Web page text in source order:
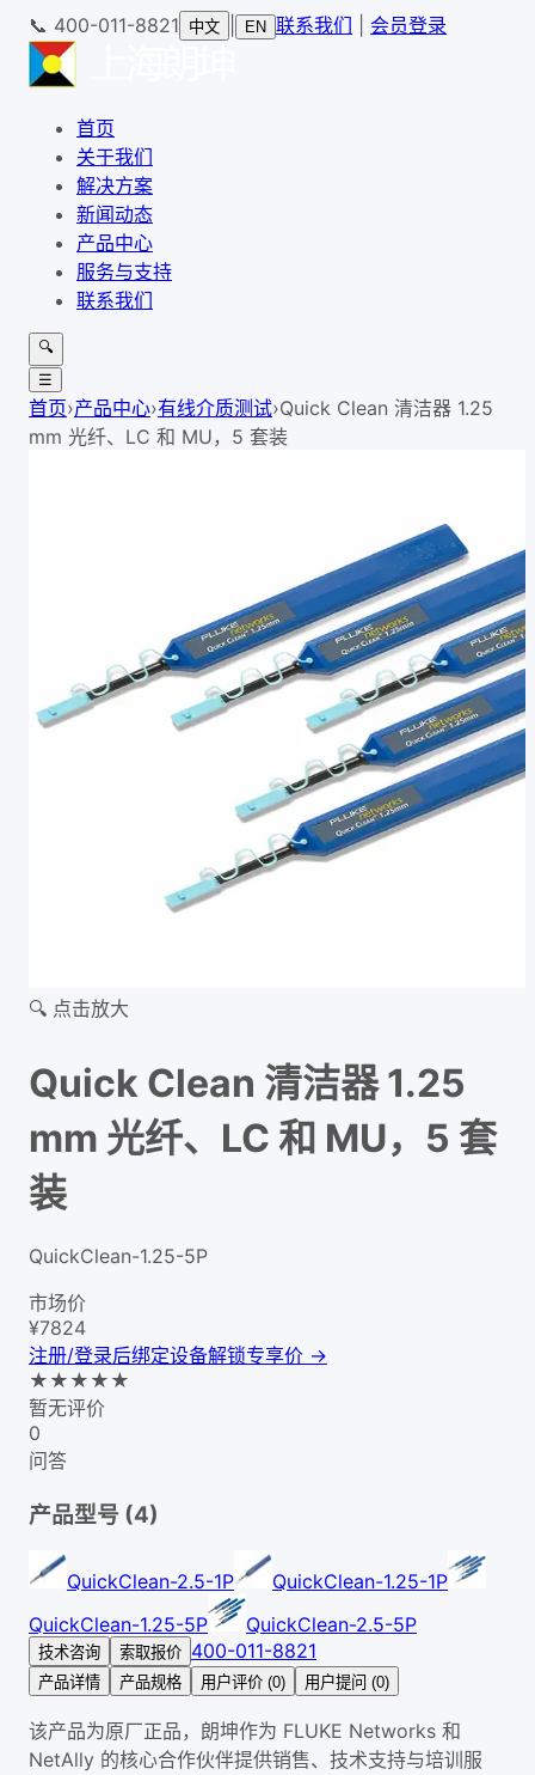
📞 400-011-8821 中文 EN 联系我们 会员登录
首页
关于我们
解决方案
新闻动态
产品中心
服务与支持
联系我们
🔍
☰
首页›产品中心›有线介质测试›Quick Clean 清洁器 1.25
mm 光纤、LC 和 MU，5 套装
🔍 点击放大
Quick Clean 清洁器 1.25
mm 光纤、LC 和 MU，5 套
装
QuickClean-1.25-5P
市场价
¥7824
注册/登录后绑定设备解锁专享价 →
★ ★ ★ ★ ★
暂无评价
0
问答
产品型号 (4)
QuickClean-2.5-1P
QuickClean-1.25-1P
QuickClean-1.25-5P
QuickClean-2.5-5P
技术咨询 索取报价 400-011-8821
产品详情 产品规格 用户评价 (0) 用户提问 (0)
该产品为原厂正品，朗坤作为 FLUKE Networks 和
NetAlly 的核心合作伙伴提供销售、技术支持与培训服